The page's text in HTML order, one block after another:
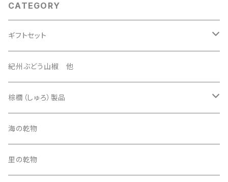
CATEGORY
ギフトセット
3500円セット
4500円セット
5500円セット
その他
紀州ぶどう山椒 他
棕櫚（しゅろ）製品
ほうき
たわし
海の乾物
里の乾物